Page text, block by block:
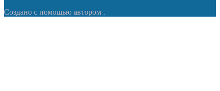
Создано с помощью автором .